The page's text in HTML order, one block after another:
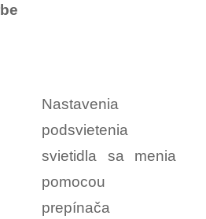
Nastavenia
podsvietenia
svietidla sa menia
pomocou
prepínača